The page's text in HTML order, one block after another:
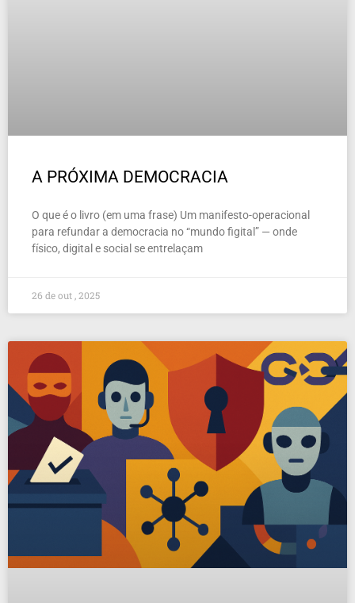
A PRÓXIMA DEMOCRACIA
O que é o livro (em uma frase) Um manifesto-operacional
para refundar a democracia no “mundo figital” — onde
físico, digital e social se entrelaçam
26 de out , 2025